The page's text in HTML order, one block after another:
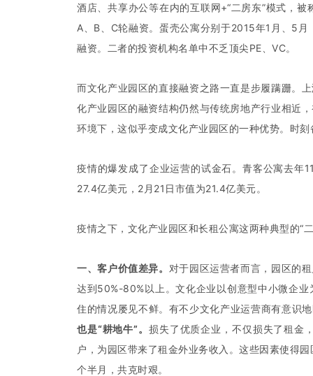
酒店、共享办公等在内的互联网+“二房东”模式，
A、B、C轮融资。蛋壳公寓分别于2015年1月、5
融资。二者的投资机构名单中不乏顶尖PE、VC。
而文化产业园区的直接融资之路一直是步履蹒跚。
化产业园区的融资结构仍然与传统房地产行业相近
环境下，这似乎变成文化产业园区的一种优势。时
疫情的爆发成了企业运营的试金石。青客公寓去
27.4亿美元，2月21日市值为21.4亿美元。
疫情之下，文化产业园区和长租公寓这两种典型的“
一、客户价值差异。 对于园区运营者而言，园区的
达到50%-80%以上。文化企业以创意型中小微企
住的情况屡见不鲜。有不少文化产业运营商有意识
也是“耕地牛”。 损失了优质企业，不仅损失了租金
户，为园区带来了租金外业务收入。这些因素使得
个半月，共克时艰。